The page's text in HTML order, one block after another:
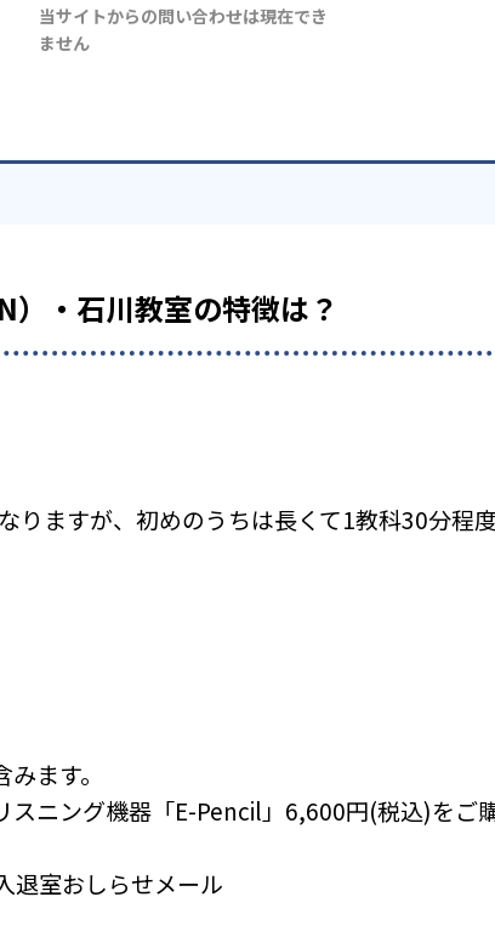
当サイトからの問い合わせは現在でき
ません
）・石川教室の特徴は？
りますが、初めのうちは長くて1教科30分程
ます。
ニング機器「E-Pencil」6,600円(税込)をご
退室おしらせメール